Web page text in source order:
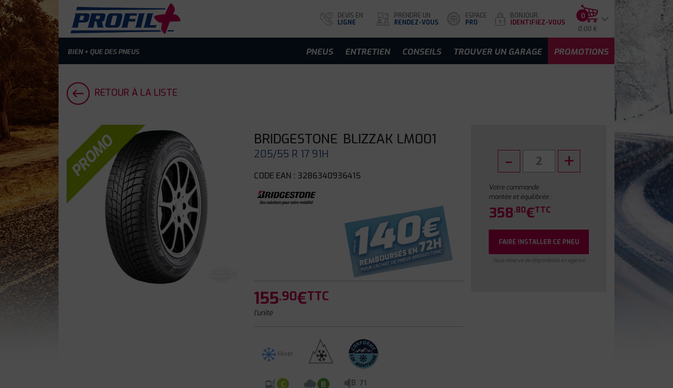
BIEN + QUE DES PNEUS
DEVIS EN
LIGNE
PRENDRE UN
RENDEZ-VOUS
ESPACE
PRO
BONJOUR,
IDENTIFIEZ-VOUS
0
0.00 €
PNEUS ENTRETIEN CONSEILS TROUVER UN GARAGE PROMOTIONS
RETOUR À LA LISTE
PROMO BRIDGESTONE BLIZZAK LM001
205/55 R 17 91H
CODE EAN : 3286340936415
155.90€TTC
l'unité
Hiver
C B B 71
Votre commande
montée et équilibrée :
358.80€TTC
FAIRE INSTALLER CE PNEU
Sous réserve de disponibilité en agence